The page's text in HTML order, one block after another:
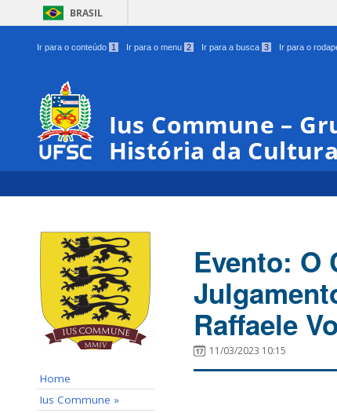
BRASIL
Ir para o conteúdo 1 Ir para o menu 2 Ir para a busca 3 Ir para o
Ius Commune –
História da
Home
Ius Commune »
Evento: O
Raffaele
11/03/2023 10:15